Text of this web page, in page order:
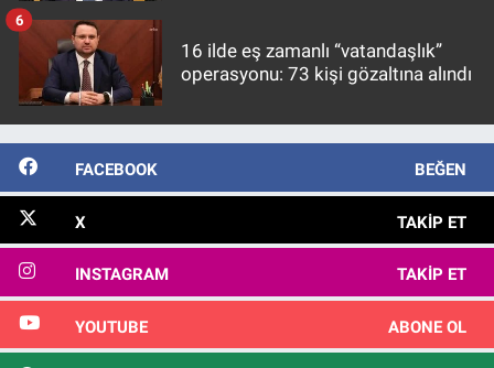
16 ilde eş zamanlı “vatandaşlık”
operasyonu: 73 kişi gözaltına alındı
6
FACEBOOK BEĞEN
X TAKIP ET
INSTAGRAM TAKIP ET
YOUTUBE ABONE OL